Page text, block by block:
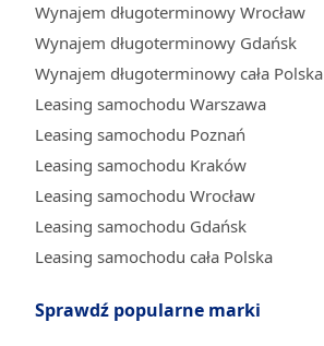
Wynajem długoterminowy Wrocław
Wynajem długoterminowy Gdańsk
Wynajem długoterminowy cała Polska
Leasing samochodu Warszawa
Leasing samochodu Poznań
Leasing samochodu Kraków
Leasing samochodu Wrocław
Leasing samochodu Gdańsk
Leasing samochodu cała Polska
Sprawdź popularne marki